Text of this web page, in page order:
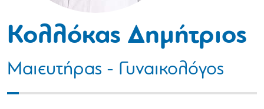
Κολλόκας Δημήτριος
Μαιευτήρας - Γυναικολόγος